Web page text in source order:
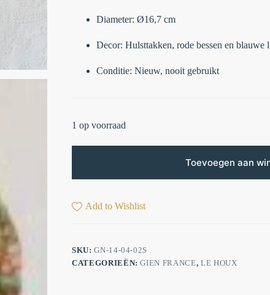
Diameter: Ø16,7 cm
Decor: Hulsttakken, rode bessen en blauwe
Conditie: Nieuw, nooit gebruikt
1 op voorraad
Toevoegen aan
Add to Wishlist
SKU:GN-14-04-02S
CATEGORIEËN:GIEN FRANCE, LE HOUX